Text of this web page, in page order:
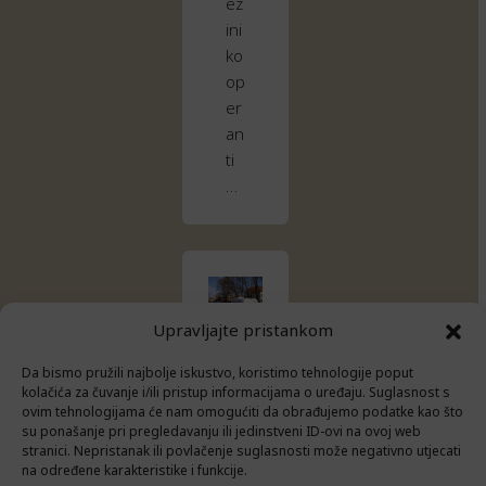
Upravljajte pristankom
Da bismo pružili najbolje iskustvo, koristimo tehnologije poput
kolačića za čuvanje i/ili pristup informacijama o uređaju. Suglasnost s
ovim tehnologijama će nam omogućiti da obrađujemo podatke kao što
su ponašanje pri pregledavanju ili jedinstveni ID-ovi na ovoj web
stranici. Nepristanak ili povlačenje suglasnosti može negativno utjecati
na određene karakteristike i funkcije.
ini
ko
op
er
an
ti
…
O
V
O